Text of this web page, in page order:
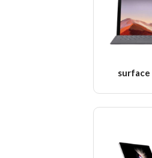
surface